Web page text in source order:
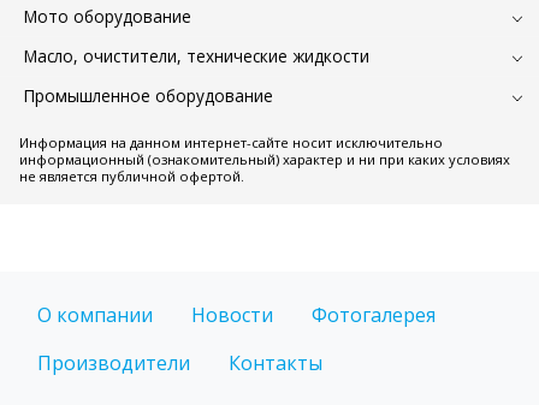
Мото оборудование
Масло, очистители, технические жидкости
Промышленное оборудование
Информация на данном интернет-сайте носит исключительно
информационный (ознакомительный) характер и ни при каких условиях
не является публичной офертой.
О компании Новости
Фотогалерея
Производители
Контакты